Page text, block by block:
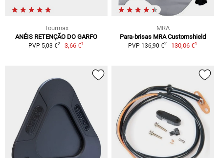
Tourmax
ANÉIS RETENÇÃO DO GARFO
PVP 5,03 €2 3,66 €1
MRA
Para-brisas MRA Customshield
PVP 136,90 €2 130,06 €1